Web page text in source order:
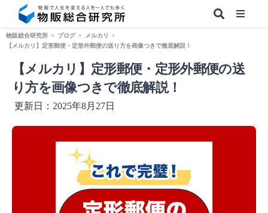
【無料】副業&本業 物販ノウハウ
物販総合研究所 > ブログ > メルカリ
>
【メルカリ】定形郵便・定形外郵便の送り方を画像つきで徹底解説！
【メルカリ】定形郵便・定形外郵便の送
り方を画像つきで徹底解説！
更新日：2025年8月27日